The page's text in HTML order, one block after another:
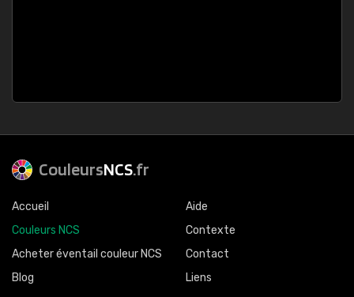
CouleursNCS.fr
Accueil
Couleurs NCS
Acheter éventail couleur NCS
Blog
Aide
Contexte
Contact
Liens